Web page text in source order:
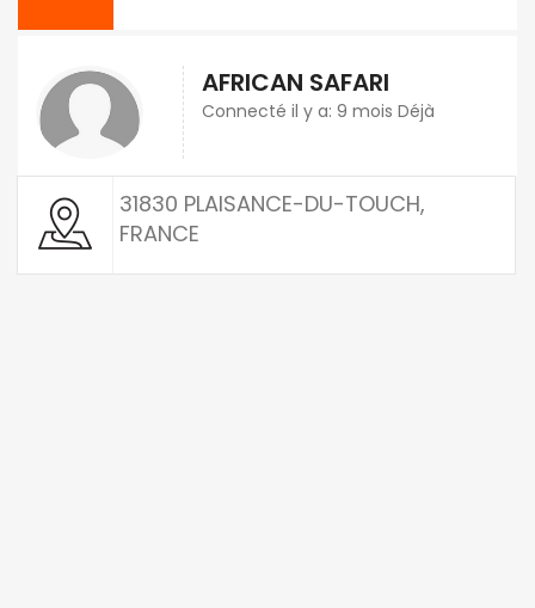
AFRICAN SAFARI
Connecté il y a: 9 mois Déjà
31830 PLAISANCE-DU-TOUCH,
FRANCE